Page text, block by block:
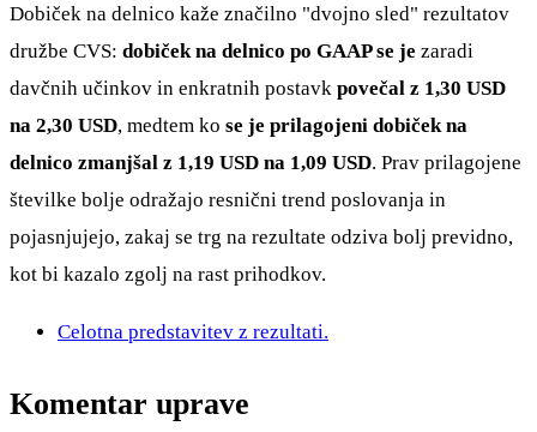
Dobiček na delnico kaže značilno "dvojno sled" rezultatov
družbe CVS: dobiček na delnico po GAAP se je zaradi
davčnih učinkov in enkratnih postavk povečal z 1,30 USD
na 2,30 USD, medtem ko se je prilagojeni dobiček na
delnico zmanjšal z 1,19 USD na 1,09 USD. Prav prilagojene
številke bolje odražajo resnični trend poslovanja in
pojasnjujejo, zakaj se trg na rezultate odziva bolj previdno,
kot bi kazalo zgolj na rast prihodkov.
Celotna predstavitev z rezultati.
Komentar uprave